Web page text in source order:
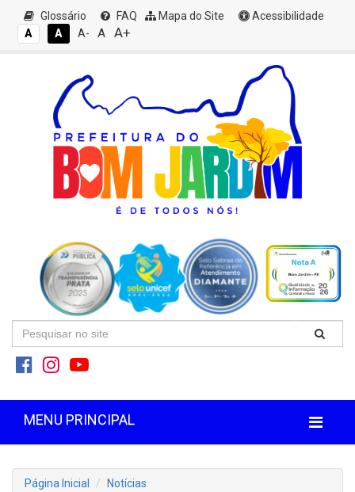
Glossário FAQ Mapa do Site
Acessibilidade
A
A A- A A+
MENU PRINCIPAL
Página Inicial
Notícias